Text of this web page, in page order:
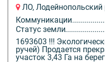
ЛО, Лодейнопольский
Коммуникации
Статус земли
1693603 !!!
ручей) Продается
участок 3,43 Га на